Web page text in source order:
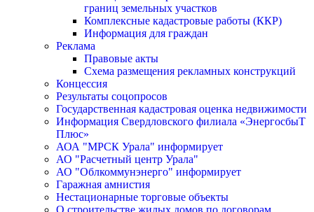
границ земельных участков
Комплексные кадастровые работы (ККР)
Информация для граждан
Реклама
Правовые акты
Схема размещения рекламных конструкций
Концессия
Результаты соцопросов
Государственная кадастровая оценка недвижимости
Информация Свердловского филиала «ЭнергосбыТ
Плюс»
АОА "МРСК Урала" информирует
АО "Расчетный центр Урала"
АО "Облкоммунэнерго" информирует
Гаражная амнистия
Нестационарные торговые объекты
О строительстве жилых домов по договорам